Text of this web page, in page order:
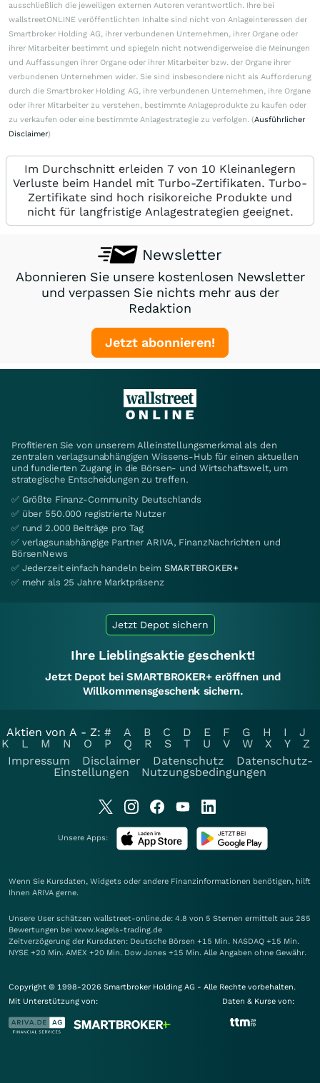
ausschließlich die jeweiligen externen Autoren verantwortlich. Ihre bei
wallstreetONLINE veröffentlichten Inhalte sind nicht von Anlageinteressen der
Smartbroker Holding AG, ihrer verbundenen Unternehmen, ihrer Organe oder
ihrer Mitarbeiter bestimmt und spiegeln nicht notwendigerweise die Meinungen
und Auffassungen ihrer Organe oder ihrer Mitarbeiter bzw. der Organe ihrer
verbundenen Unternehmen wider. Sie sind insbesondere nicht als Aufforderung
durch die Smartbroker Holding AG, ihre verbundenen Unternehmen, ihre Organe
oder ihrer Mitarbeiter zu verstehen, bestimmte Anlageprodukte zu kaufen oder
zu verkaufen oder eine bestimmte Anlagestrategie zu verfolgen. (Ausführlicher
Disclaimer)
Im Durchschnitt erleiden 7 von 10 Kleinanlegern
Verluste beim Handel mit Turbo-Zertifikaten. Turbo-
Zertifikate sind hoch risikoreiche Produkte und
nicht für langfristige Anlagestrategien geeignet.
Newsletter
Abonnieren Sie unsere kostenlosen Newsletter
und verpassen Sie nichts mehr aus der
Redaktion
Jetzt abonnieren!
Profitieren Sie von unserem Alleinstellungsmerkmal als den
zentralen verlagsunabhängigen Wissens-Hub für einen aktuellen
und fundierten Zugang in die Börsen- und Wirtschaftswelt, um
strategische Entscheidungen zu treffen.
✅ Größte Finanz-Community Deutschlands
✅ über 550.000 registrierte Nutzer
✅ rund 2.000 Beiträge pro Tag
✅ verlagsunabhängige Partner ARIVA, FinanzNachrichten und
BörsenNews
✅ Jederzeit einfach handeln beim SMARTBROKER+
✅ mehr als 25 Jahre Marktpräsenz
Jetzt Depot sichern
Ihre Lieblingsaktie geschenkt!
Jetzt Depot bei SMARTBROKER+ eröffnen und
Willkommensgeschenk sichern.
Aktien von A - Z: # A B C D E F G H I
J
K
L M N O P Q R S T U V W X Y
Z
Impressum
Disclaimer Datenschutz
Datenschutz-
Einstellungen
Nutzungsbedingungen
Unsere Apps:
Wenn Sie Kursdaten, Widgets oder andere Finanzinformationen benötigen, hilft
Ihnen ARIVA gerne.
Unsere User schätzen wallstreet-online.de: 4.8 von 5 Sternen ermittelt aus 285
Bewertungen bei www.kagels-trading.de
Zeitverzögerung der Kursdaten: Deutsche Börsen +15 Min. NASDAQ +15 Min.
NYSE +20 Min. AMEX +20 Min. Dow Jones +15 Min. Alle Angaben ohne Gewähr.
Copyright © 1998-2026 Smartbroker Holding AG - Alle Rechte vorbehalten.
Mit Unterstützung von:
Daten & Kurse von: